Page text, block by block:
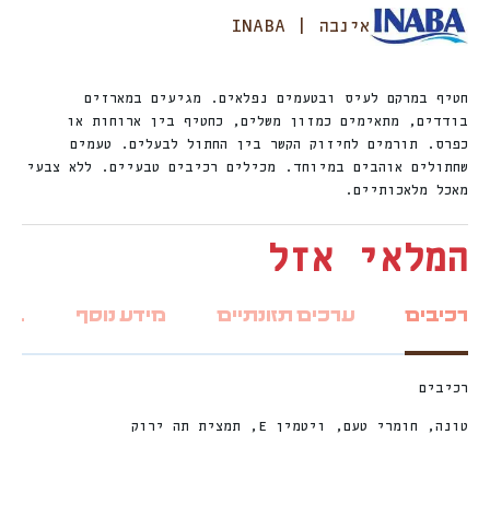
אינבה | INABA
חטיף במרקם לעיס ובטעמים נפלאים. מגיעים במארזים
בודדים, מתאימים כמזון משלים, כחטיף בין ארוחות או
כפרס. תורמים לחיזוק הקשר בין החתול לבעלים. טעמים
שחתולים אוהבים במיוחד. מכילים רכיבים טבעיים. ללא צבעי
מאכל מלאכותיים.
המלאי אזל
רכיבים ערכים תזונתיים מידע נוסף
רכיבים
טונה, חומרי טעם, ויטמין E, תמצית תה ירוק